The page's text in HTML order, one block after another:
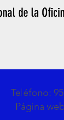
de la
Teléfono: